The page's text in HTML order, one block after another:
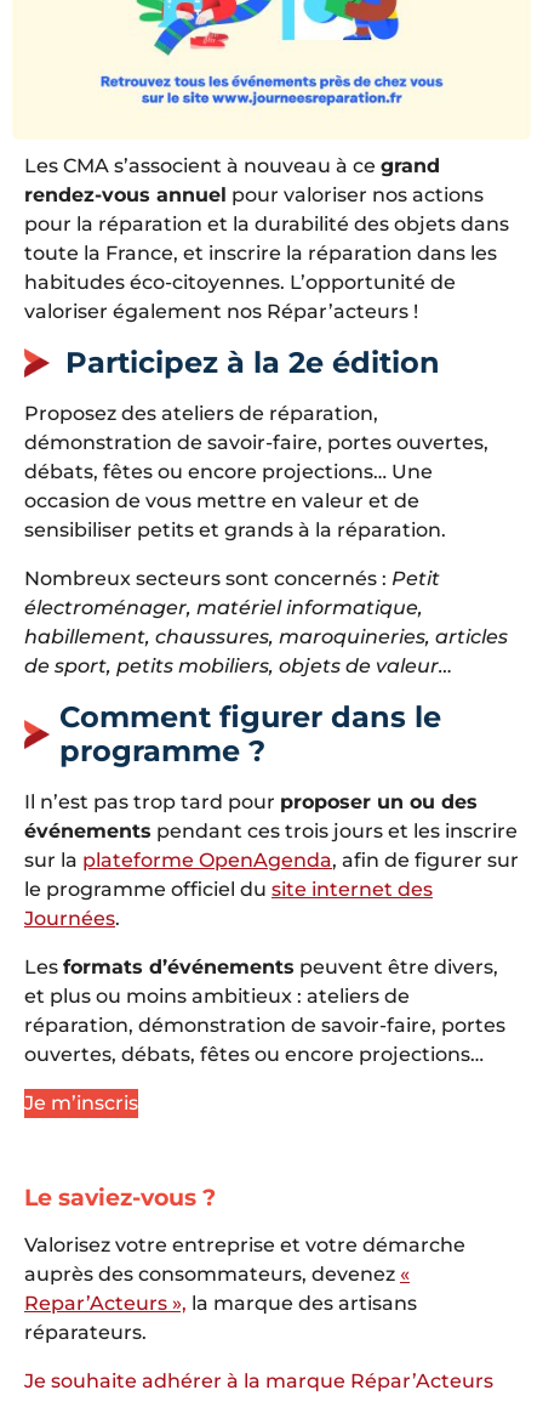
Les CMA s’associent à nouveau à ce grand
rendez-vous annuel pour valoriser nos actions
pour la réparation et la durabilité des objets dans
toute la France, et inscrire la réparation dans les
habitudes éco-citoyennes. L’opportunité de
valoriser également nos Répar’acteurs !
Participez à la 2e édition
Proposez des ateliers de réparation,
démonstration de savoir-faire, portes ouvertes,
débats, fêtes ou encore projections… Une
occasion de vous mettre en valeur et de
sensibiliser petits et grands à la réparation.
Nombreux secteurs sont concernés : Petit
électroménager, matériel informatique,
habillement, chaussures, maroquineries, articles
de sport, petits mobiliers, objets de valeur…
Comment figurer dans le
programme ?
Il n’est pas trop tard pour proposer un ou des
événements pendant ces trois jours et les inscrire
sur la plateforme OpenAgenda, afin de figurer sur
le programme officiel du site internet des
Journées.
Les formats d’événements peuvent être divers,
et plus ou moins ambitieux : ateliers de
réparation, démonstration de savoir-faire, portes
ouvertes, débats, fêtes ou encore projections…
Je m’inscris
Le saviez-vous ?
Valorisez votre entreprise et votre démarche
auprès des consommateurs, devenez «
Repar’Acteurs », la marque des artisans
réparateurs.
Je souhaite adhérer à la marque Répar’Acteurs